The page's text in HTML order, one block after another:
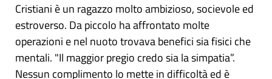
Cristiani è un ragazzo molto ambizioso, socievole ed
estroverso. Da piccolo ha affrontato molte
operazioni e nel nuoto trovava benefici sia fisici che
mentali. "Il maggior pregio credo sia la simpatia”.
Nessun complimento lo mette in difficoltà ed è